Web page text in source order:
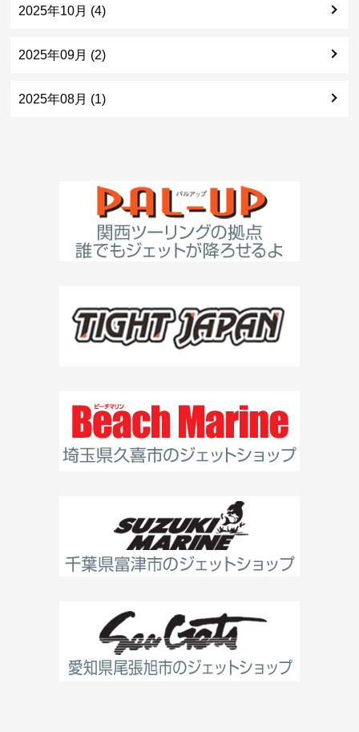
2025年10月 (4)
2025年09月 (2)
2025年08月 (1)